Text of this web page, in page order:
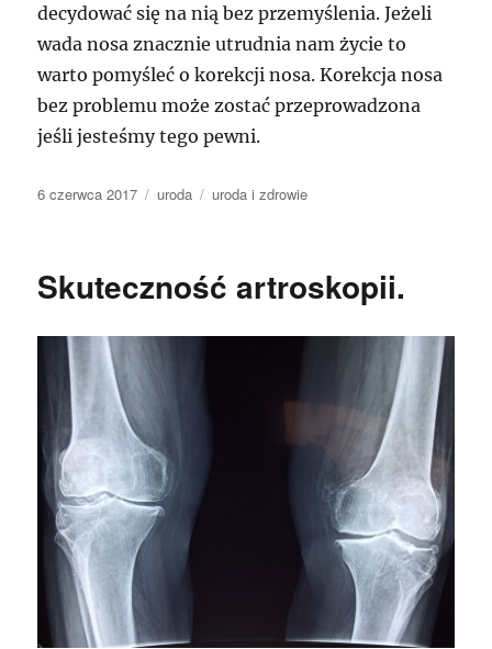
decydować się na nią bez przemyślenia. Jeżeli
wada nosa znacznie utrudnia nam życie to
warto pomyśleć o korekcji nosa. Korekcja nosa
bez problemu może zostać przeprowadzona
jeśli jesteśmy tego pewni.
Data
6 czerwca 2017 Kategorie
uroda Tagi
uroda i zdrowie
Skuteczność artroskopii.